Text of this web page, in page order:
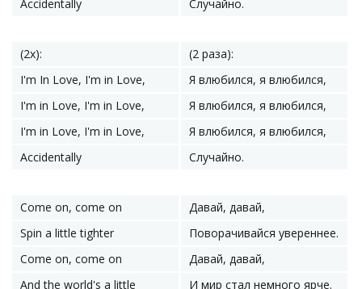
Accidentally Случайно.
(2x):
(2 раза):
I'm In Love, I'm in Love,
Я влюбился, я влюбился,
I'm in Love, I'm in Love,
Я влюбился, я влюбился,
I'm in Love, I'm in Love,
Я влюбился, я влюбился,
Accidentally
Случайно.
Come on, come on
Давай, давай,
Spin a little tighter
Поворачивайся увереннее.
Come on, come on
Давай, давай,
And the world's a little
И мир стал немного ярче.